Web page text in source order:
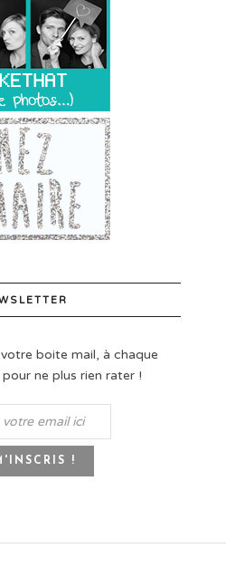
boite mail, à chaque
ne plus rien rater !